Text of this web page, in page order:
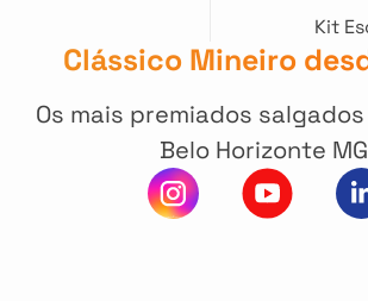
Kit
Clássico Mineiro
Os mais premiados
Belo Horizonte